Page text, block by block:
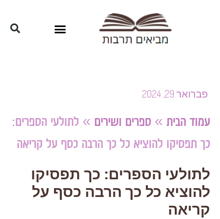
פברואר 29, 2024
עמוד הבית»ספרים ושירים»לתולעי הספרים:
כך תפסיקו להוציא כל כך הרבה כסף על קריאה
לתולעי הספרים: כך תפסיקו
להוציא כל כך הרבה כסף על
קריאה